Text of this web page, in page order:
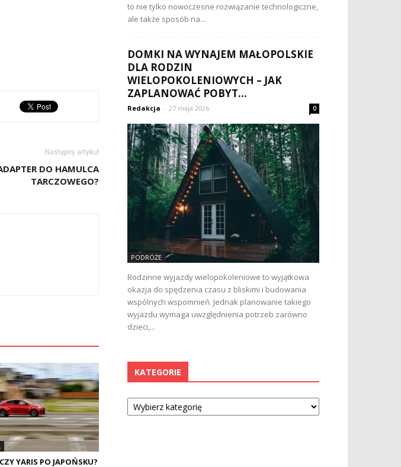
Następny artykuł
DO HAMULCA
TARCZOWEGO?
YARIS PO JAPOŃSKU?
to nie tylko nowoczesne rozwiązanie technologiczne,
ale także sposób na...
DOMKI NA WYNAJEM MAŁOPOLSKIE
DLA RODZIN
WIELOPOKOLENIOWYCH – JAK
ZAPLANOWAĆ POBYT...
Redakcja - 27 maja 2026 0
PODRÓŻE
Rodzinne wyjazdy wielopokoleniowe to wyjątkowa
okazja do spędzenia czasu z bliskimi i budowania
wspólnych wspomnień. Jednak planowanie takiego
wyjazdu wymaga uwzględnienia potrzeb zarówno
dzieci,...
KATEGORIE
Kategorie